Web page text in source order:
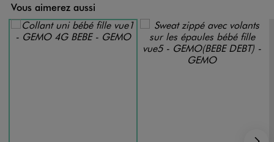
Vous aimerez aussi